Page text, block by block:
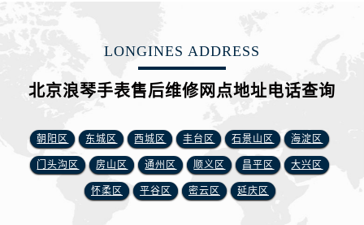
LONGINES ADDRESS
北京浪琴手表售后维修网点地址电话查询
朝阳区 东城区 西城区 丰台区 石景山区 海淀区
门头沟区 房山区 通州区 顺义区 昌平区 大兴区
怀柔区 平谷区 密云区 延庆区